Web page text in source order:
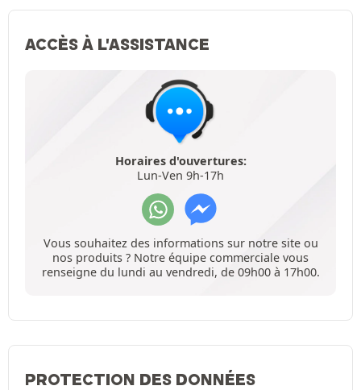
ACCÈS À L'ASSISTANCE
Horaires d'ouvertures:
Lun-Ven 9h-17h
Vous souhaitez des informations sur notre site ou
nos produits ? Notre équipe commerciale vous
renseigne du lundi au vendredi, de 09h00 à 17h00.
PROTECTION DES DONNÉES